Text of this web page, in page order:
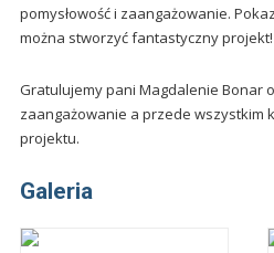
pomysłowość i zaangażowanie.
można stworzyć fantastyczny projekt!
Gratulujemy pani Magdalenie Bonar
zaangażowanie a przede wszystkim
projektu.
Galeria